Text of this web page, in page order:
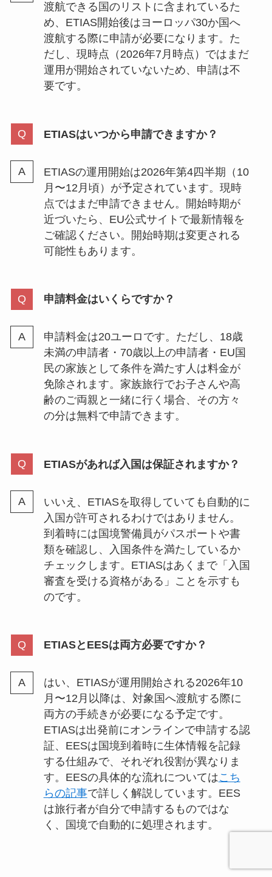
渡航できる国のリストに含まれているた
め、ETIAS開始後はヨーロッパ30か国へ
渡航する際に申請が必要になります。た
だし、現時点（2026年7月時点）ではまだ
運用が開始されていないため、申請は不
要です。
ETIASはいつから申請できますか？
ETIASの運用開始は2026年第4四半期（10
月〜12月頃）が予定されています。現時
点ではまだ申請できません。開始時期が
近づいたら、EU公式サイトで最新情報を
ご確認ください。開始時期は変更される
可能性もあります。
申請料金はいくらですか？
申請料金は20ユーロです。ただし、18歳
未満の申請者・70歳以上の申請者・EU国
民の家族として条件を満たす人は料金が
免除されます。家族旅行でお子さんや高
齢のご両親と一緒に行く場合、その方々
の分は無料で申請できます。
ETIASがあれば入国は保証されますか？
いいえ、ETIASを取得していても自動的に
入国が許可されるわけではありません。
到着時には国境警備員がパスポートや書
類を確認し、入国条件を満たしているか
チェックします。ETIASはあくまで「入国
審査を受ける資格がある」ことを示すも
のです。
ETIASとEESは両方必要ですか？
はい、ETIASが運用開始される2026年10
月〜12月以降は、対象国へ渡航する際に
両方の手続きが必要になる予定です。
ETIASは出発前にオンラインで申請する認
証、EESは国境到着時に生体情報を記録
する仕組みで、それぞれ役割が異なりま
す。EESの具体的な流れについてはこち
らの記事で詳しく解説しています。EES
は旅行者が自分で申請するものではな
く、国境で自動的に処理されます。